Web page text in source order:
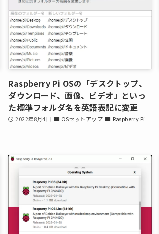
Raspberry Pi OSの「デスクトップ、
ダウンロード、画像、ビデオ」といっ
た標準フォルダ名を英語表記に変更
2022年8月4日 OSセットアップ Raspberry Pi